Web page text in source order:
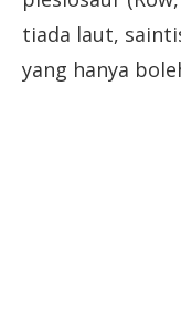
tiada laut,
yang hanya